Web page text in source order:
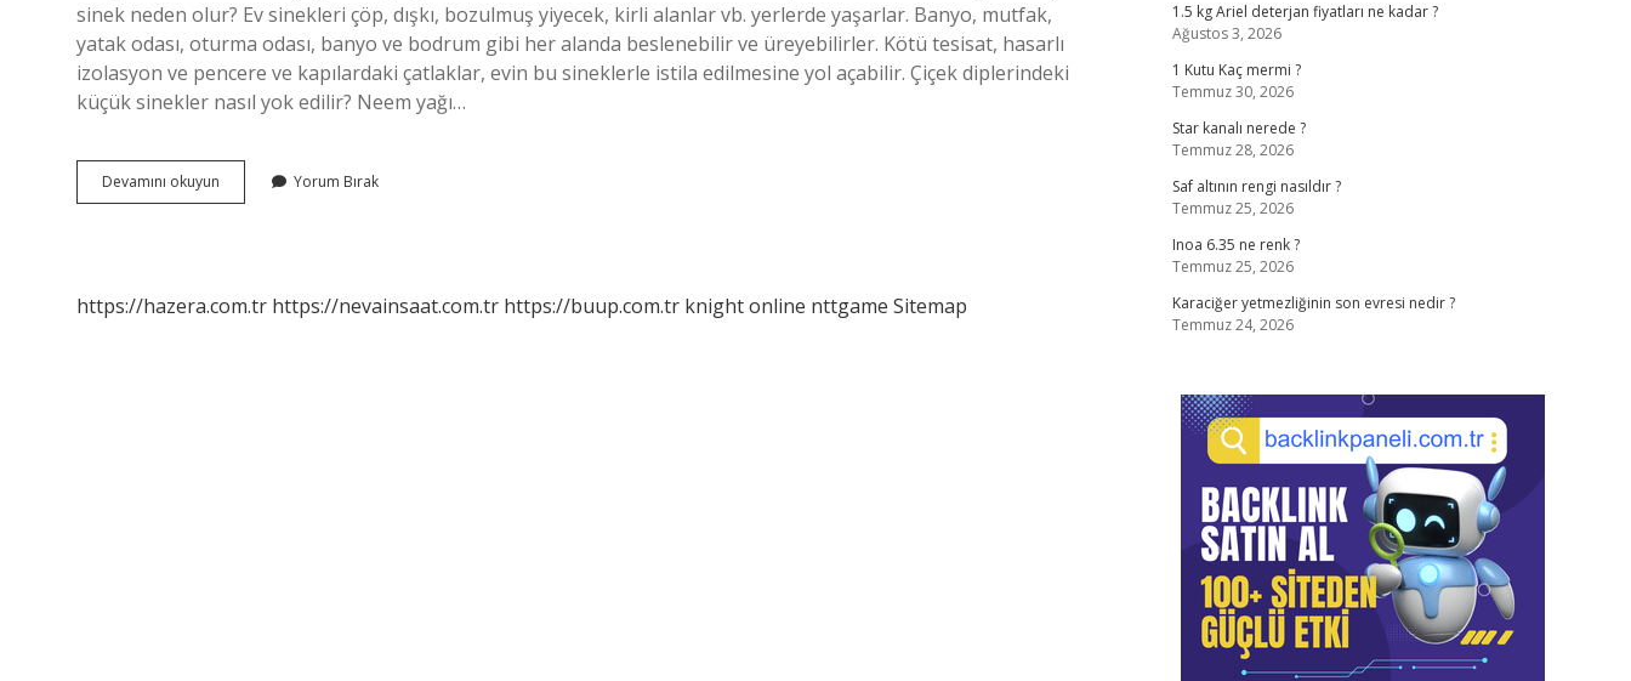
sinek neden olur? Ev sinekleri çöp, dışkı, bozulmuş yiyecek, kirli alanlar vb. yerlerde yaşarlar. Banyo, mutfak,
yatak odası, oturma odası, banyo ve bodrum gibi her alanda beslenebilir ve üreyebilirler. Kötü tesisat, hasarlı
izolasyon ve pencere ve kapılardaki çatlaklar, evin bu sineklerle istila edilmesine yol açabilir. Çiçek diplerindeki
küçük sinekler nasıl yok edilir? Neem yağı…
Devamını okuyun
Küçük
Yorum Bırak
https://hazera.com.tr https://nevainsaat.com.tr https://buup.com.tr knight online nttgame Sitemap
1.5 kg Ariel deterjan fiyatları ne kadar ?
Ağustos 3, 2026
1 Kutu Kaç mermi ?
Temmuz 30, 2026
Star kanalı nerede ?
Temmuz 28, 2026
Saf altının rengi nasıldır ?
Temmuz 25, 2026
Inoa 6.35 ne renk ?
Temmuz 25, 2026
Karaciğer yetmezliğinin son evresi nedir ?
Temmuz 24, 2026